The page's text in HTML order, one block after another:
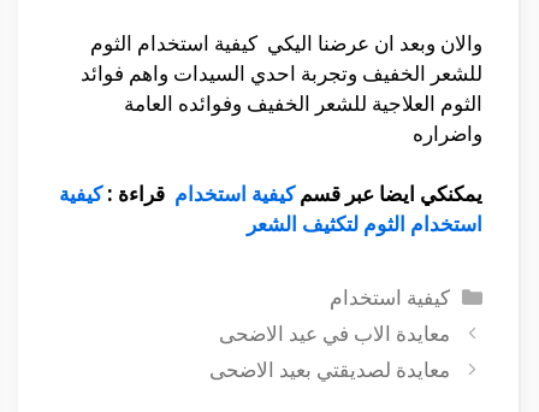
والان وبعد ان عرضنا اليكي كيفية استخدام الثوم
للشعر الخفيف وتجربة احدي السيدات واهم فوائد
الثوم العلاجية للشعر الخفيف وفوائده العامة
واضراره
يمكنكي ايضا عبر قسمكيفية استخدام قراءة :كيفية
استخدام الثوم لتكثيف الشعر
التصنيفات
كيفية استخدام
معايدة الاب في عيد الاضحى
معايدة لصديقتي بعيد الاضحى